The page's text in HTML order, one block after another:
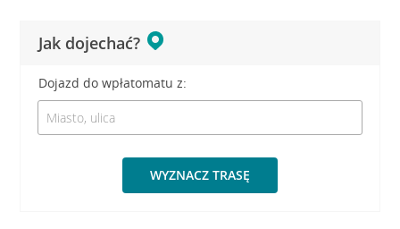
Jak dojechać?
Dojazd do wpłatomatu z:
WYZNACZ TRASĘ